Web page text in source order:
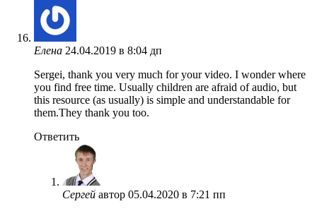
Елена 24.04.2019 в 8:04 дп
Sergei, thank you very much for your video. I wonder where
you find free time. Usually children are afraid of audio, but
this resource (as usually) is simple and understandable for
them.They thank you too.
Ответить
Сергей автор 05.04.2020 в 7:21 пп